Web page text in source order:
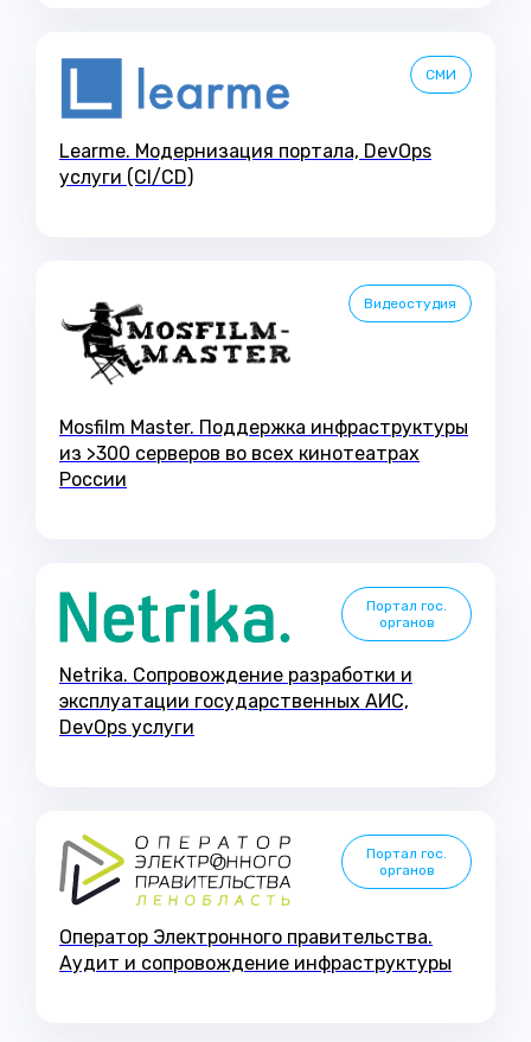
СМИ
Learme. Модернизация портала, DevOps
услуги (CI/CD)
Видеостудия
Mosfilm Master. Поддержка инфраструктуры
из >300 серверов во всех кинотеатрах
России
Портал гос.
органов
Netrika. Cопровождение разработки и
эксплуатации государственных АИС,
DevOps услуги
Портал гос.
органов
Оператор Электронного правительства.
Аудит и сопровождение инфраструктуры